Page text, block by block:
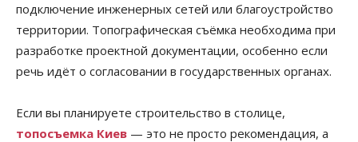
подключение инженерных сетей или благоустройство
территории. Топографическая съёмка необходима при
разработке проектной документации, особенно если
речь идёт о согласовании в государственных органах.
Если вы планируете строительство в столице,
топосъемка Киев — это не просто рекомендация, а